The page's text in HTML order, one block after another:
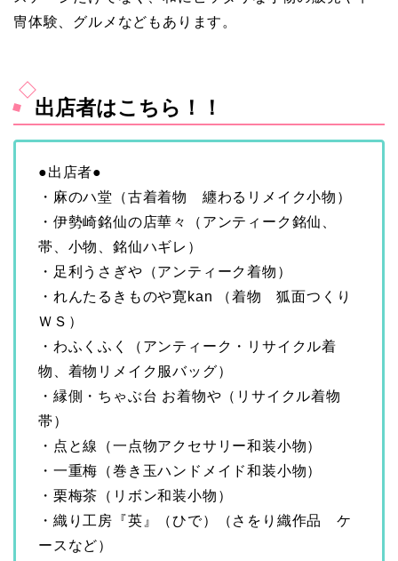
冑体験、グルメなどもあります。
出店者はこちら！！
●出店者●
・麻のハ堂（古着着物 纏わるリメイク小物）
・伊勢崎銘仙の店華々（アンティーク銘仙、
帯、小物、銘仙ハギレ）
・足利うさぎや（アンティーク着物）
・れんたるきものや寛kan （着物 狐面つくり
ＷＳ）
・わふくふく（アンティーク・リサイクル着
物、着物リメイク服バッグ）
・縁側・ちゃぶ台 お着物や（リサイクル着物
帯）
・点と線（一点物アクセサリー和装小物）
・一重梅（巻き玉ハンドメイド和装小物）
・栗梅茶（リボン和装小物）
・織り工房『英』（ひで）（さをり織作品 ケ
ースなど）